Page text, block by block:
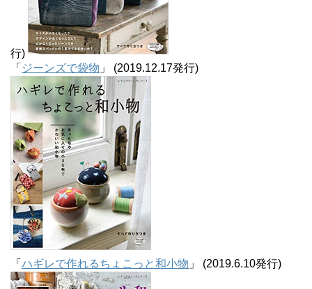
行)
「 ジーンズで袋物 」 (2019.12.17発行)
「 ハギレで作れるちょこっと和小物 」 (2019.6.10発行)